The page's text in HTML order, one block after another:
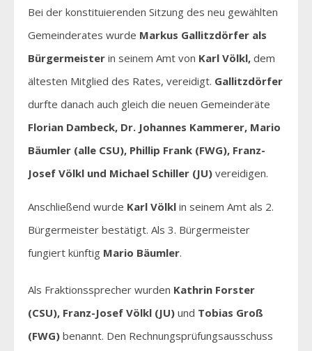
Bei der konstituierenden Sitzung des neu gewählten
Gemeinderates wurde Markus Gallitzdörfer als
Bürgermeister in seinem Amt von Karl Völkl, dem
ältesten Mitglied des Rates, vereidigt. Gallitzdörfer
durfte danach auch gleich die neuen Gemeinderäte
Florian Dambeck, Dr. Johannes Kammerer, Mario
Bäumler (alle CSU), Phillip Frank (FWG), Franz-
Josef Völkl und Michael Schiller (JU) vereidigen.
Anschließend wurde Karl Völkl in seinem Amt als 2.
Bürgermeister bestätigt. Als 3. Bürgermeister
fungiert künftig Mario Bäumler.
Als Fraktionssprecher wurden Kathrin Forster
(CSU), Franz-Josef Völkl (JU) und Tobias Groß
(FWG) benannt. Den Rechnungsprüfungsausschuss